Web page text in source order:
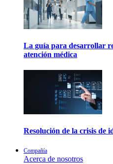
La guía para desarrollar
atención médica
Resolución de la crisis de
Compañía
Acerca de nosotros